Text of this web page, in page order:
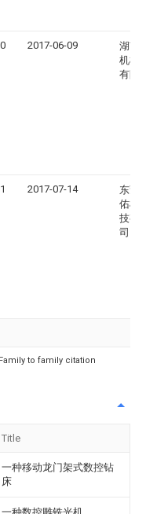
2017-06-09
湖南
机械
有限
2017-07-14
东莞
佑机
技有
司
to family citation
Title
一种移动龙门架式数控钻
床